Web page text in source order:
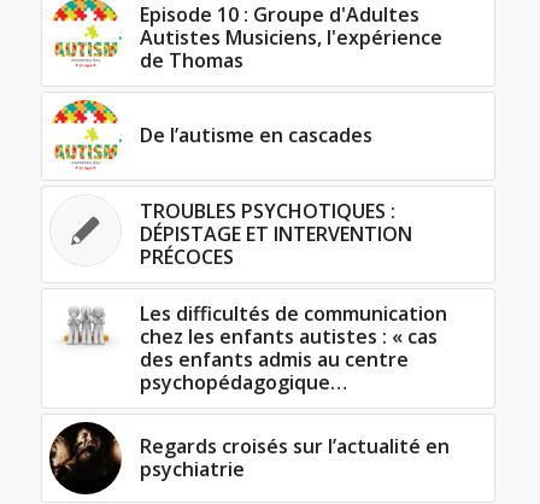
Episode 10 : Groupe d'Adultes
Autistes Musiciens, l'expérience
de Thomas
De l’autisme en cascades
TROUBLES PSYCHOTIQUES :
DÉPISTAGE ET INTERVENTION
PRÉCOCES
Les difficultés de communication
chez les enfants autistes : « cas
des enfants admis au centre
psychopédagogique…
Regards croisés sur l’actualité en
psychiatrie